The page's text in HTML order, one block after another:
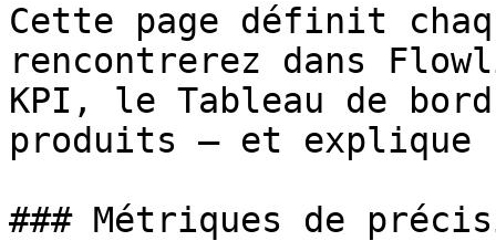
Cette page définit
rencontrerez dans
KPI, le Tableau de
produits — et explique
### Métriques de